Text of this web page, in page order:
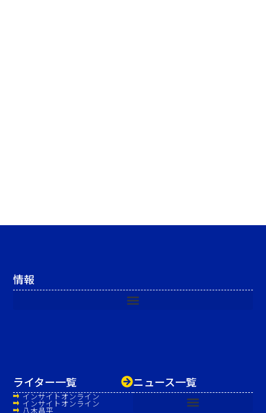
ニュース一覧
ライター一覧
インサイトオンライン
インサイトオンライン
八木昌平
情報